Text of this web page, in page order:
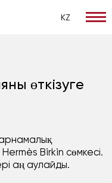
KZ
өткізуге
Birkin сөмкесі.
аң аулайды.